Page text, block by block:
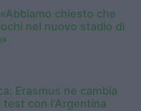
chiesto che
nel nuovo stadio di
Erasmus ne cambia
test con l'Argentina